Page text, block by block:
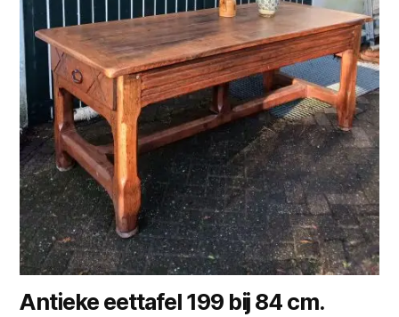
Antieke eettafel 199 bij 84 cm.